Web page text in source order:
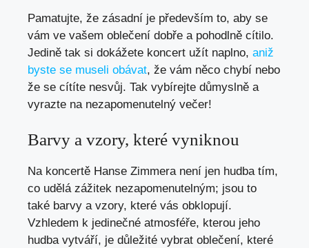
Pamatujte, že zásadní je především to, aby se
vám ve vašem oblečení dobře a pohodlně cítilo.
Jedině tak si dokážete koncert užít naplno, aniž
byste se museli obávat, že vám něco chybí nebo
že se cítíte nesvůj. Tak vybírejte důmyslně a
vyrazte na nezapomenutelný večer!
Barvy a vzory, které vyniknou
Na koncertě Hanse Zimmera není jen hudba tím,
co udělá zážitek nezapomenutelným; jsou to
také barvy a vzory, které vás obklopují.
Vzhledem k jedinečné atmosféře, kterou jeho
hudba vytváří, je důležité vybrat oblečení, které